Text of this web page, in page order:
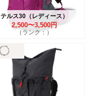
テルス30（レディース）
2,500〜3,500円
（ランク：）